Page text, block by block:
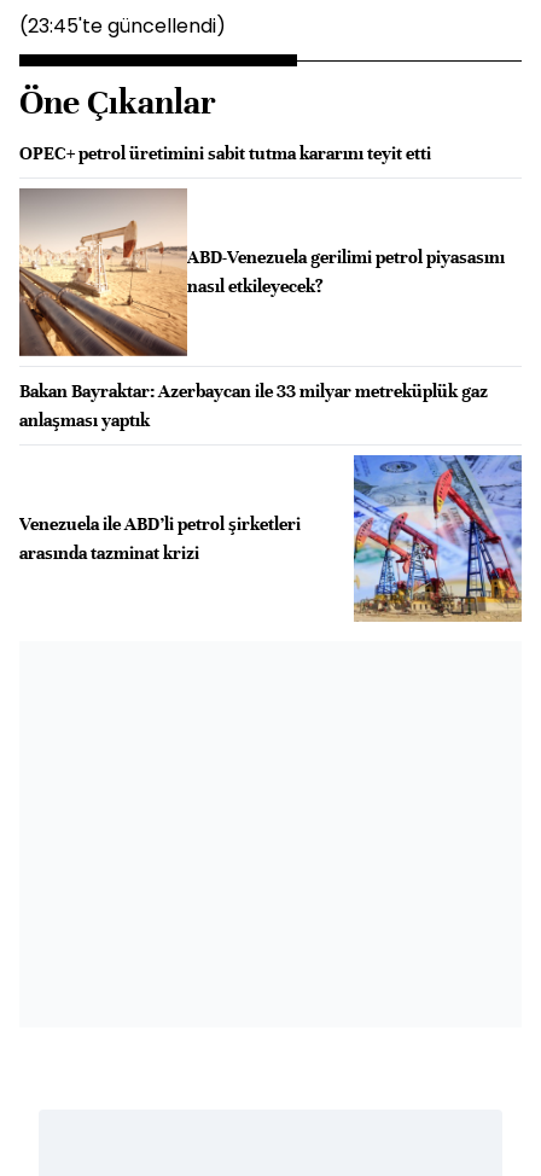
(23:45'te güncellendi)
Öne Çıkanlar
OPEC+ petrol üretimini sabit tutma kararını teyit etti
ABD-Venezuela gerilimi petrol piyasasını
nasıl etkileyecek?
Bakan Bayraktar: Azerbaycan ile 33 milyar metreküplük gaz
anlaşması yaptık
Venezuela ile ABD’li petrol şirketleri
arasında tazminat krizi